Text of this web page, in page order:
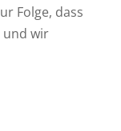
Folge, dass
und wir